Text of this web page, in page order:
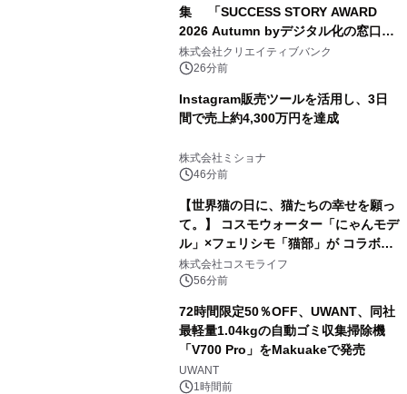
集 「SUCCESS STORY AWARD
2026 Autumn byデジタル化の窓口」
開催
株式会社クリエイティブバンク
26分前
Instagram販売ツールを活用し、3日
間で売上約4,300万円を達成
株式会社ミショナ
46分前
【世界猫の日に、猫たちの幸せを願っ
て。】 コスモウォーター「にゃんモデ
ル」×フェリシモ「猫部」が コラボキ
ャンペーンを実施
株式会社コスモライフ
56分前
72時間限定50％OFF、UWANT、同社
最軽量1.04kgの自動ゴミ収集掃除機
「V700 Pro」をMakuakeで発売
UWANT
1時間前